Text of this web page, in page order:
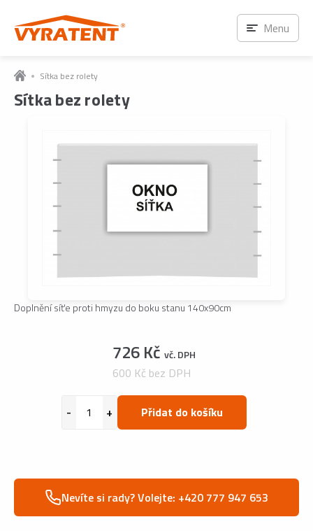
Sítka bez rolety
Sítka bez rolety
Doplnění síťe proti hmyzu do boku stanu 140x90cm
726 Kč vč. DPH
600 Kč bez DPH
Přidat do košíku
Nevíte si rady? Volejte: +420 777 947 653
Menu